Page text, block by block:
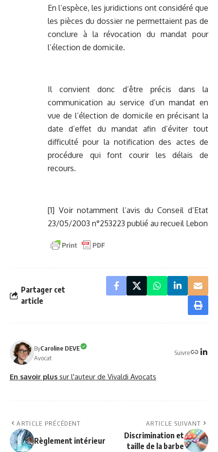
En l’espèce, les juridictions ont considéré que
les pièces du dossier ne permettaient pas de
conclure à la révocation du mandat pour
l’élection de domicile.
Il convient donc d’être précis dans la
communication au service d’un mandat en
vue de l’élection de domicile en précisant la
date d’effet du mandat afin d’éviter tout
difficulté pour la notification des actes de
procédure qui font courir les délais de
recours.
[1] Voir notamment l’avis du Conseil d’Etat
23/05/2003 n°253223 publié au recueil Lebon
Partager cet
article
ByCaroline DEVE
Avocat
Suivre
En savoir plus sur l'auteur de Vivaldi Avocats
ARTICLE PRÉCÉDENT
Règlement intérieur
ARTICLE SUIVANT
Discrimination et
taille de la barbe